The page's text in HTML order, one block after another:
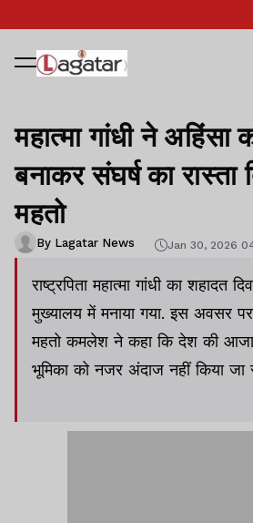
महात्मा गांधी ने अहिंसा
बनाकर संघर्ष का रास्ता
महतो
By Lagatar News Jan 30, 2026
राष्ट्रपिता महात्मा गांधी का शहादत
मुख्यालय में मनाया गया. इस अवसर
महतो कमलेश ने कहा कि देश की
भूमिका को नजर अंदाज नहीं किया जा